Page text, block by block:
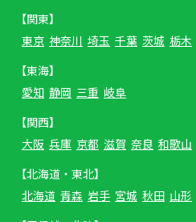
【関東】
東京 神奈川 埼玉 千葉 茨城 栃木
【東海】
愛知 静岡 三重 岐阜
【関西】
大阪 兵庫 京都 滋賀 奈良 和歌山
【北海道・東北】
北海道 青森 岩手 宮城 秋田 山形